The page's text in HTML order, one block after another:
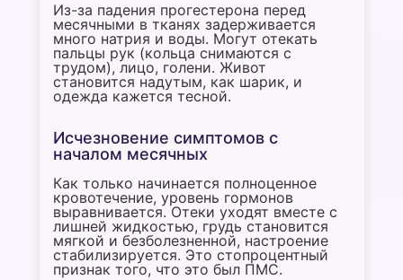
Из-за падения прогестерона перед
месячными в тканях задерживается
много натрия и воды. Могут отекать
пальцы рук (кольца снимаются с
трудом), лицо, голени. Живот
становится надутым, как шарик, и
одежда кажется тесной.
Исчезновение симптомов с
началом месячных
Как только начинается полноценное
кровотечение, уровень гормонов
выравнивается. Отеки уходят вместе с
лишней жидкостью, грудь становится
мягкой и безболезненной, настроение
стабилизируется. Это стопроцентный
признак того, что это был ПМС.